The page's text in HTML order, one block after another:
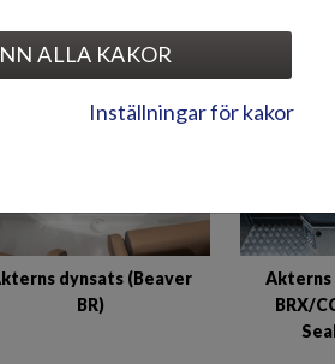
OCH
dynsats (Beaver
BR)
Akterns
BRX/
ALLA KAKOR
Inställningar för kakor